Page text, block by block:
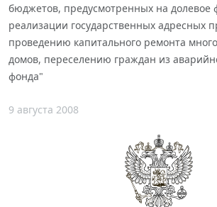
бюджетов, предусмотренных на долевое
реализации государственных адресных
проведению капитального ремонта
домов, переселению граждан из
фонда"
9 августа 2008